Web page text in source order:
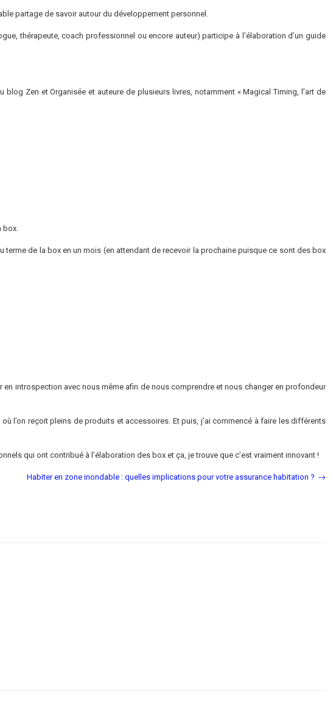
partage de savoir autour du développement personnel.
thérapeute, coach professionnel ou encore auteur) participe à l’élaboration d’un guide
Zen et Organisée et auteure de plusieurs livres, notamment « Magical Timing, l’art de
box.
de la box en un mois (en attendant de recevoir la prochaine puisque ce sont des box
en introspection avec nous même afin de nous comprendre et nous changer en profondeur
l’on reçoit pleins de produits et accessoires. Et puis, j’ai commencé à faire les différents
qui ont contribué à l’élaboration des box et ça, je trouve que c’est vraiment innovant !
Habiter en zone inondable : quelles implications pour votre assurance habitation ?